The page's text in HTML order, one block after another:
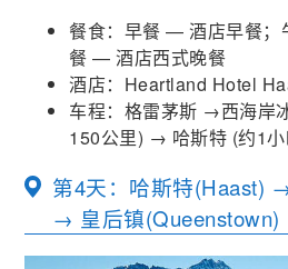
餐食：早餐 — 酒店早餐
餐 — 酒店西式晚餐
酒店：Heartland Hotel
车程：格雷茅斯 →西海岸
150公里) → 哈斯特 (约1
第4天：哈斯特(Haast)
→ 皇后镇(Queenstown)